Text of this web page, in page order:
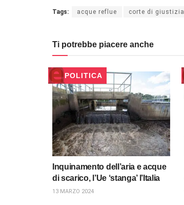
Tags: acque reflue corte di giustizia
Ti potrebbe piacere anche
POLITICA
Inquinamento dell’aria e acque
di scarico, l’Ue ‘stanga’ l’Italia
13 MARZO 2024